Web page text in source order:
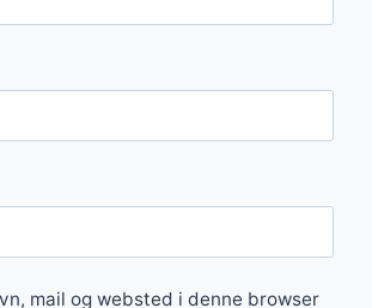
mail og websted i denne browser